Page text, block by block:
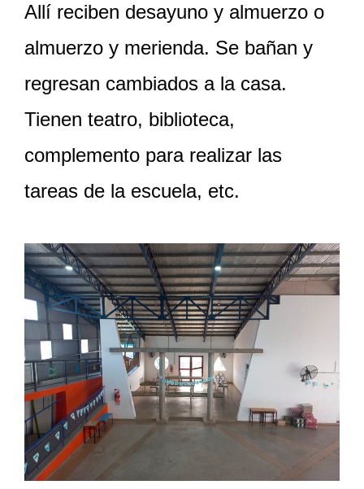
Allí reciben desayuno y almuerzo o
almuerzo y merienda. Se bañan y
regresan cambiados a la casa.
Tienen teatro, biblioteca,
complemento para realizar las
tareas de la escuela, etc.